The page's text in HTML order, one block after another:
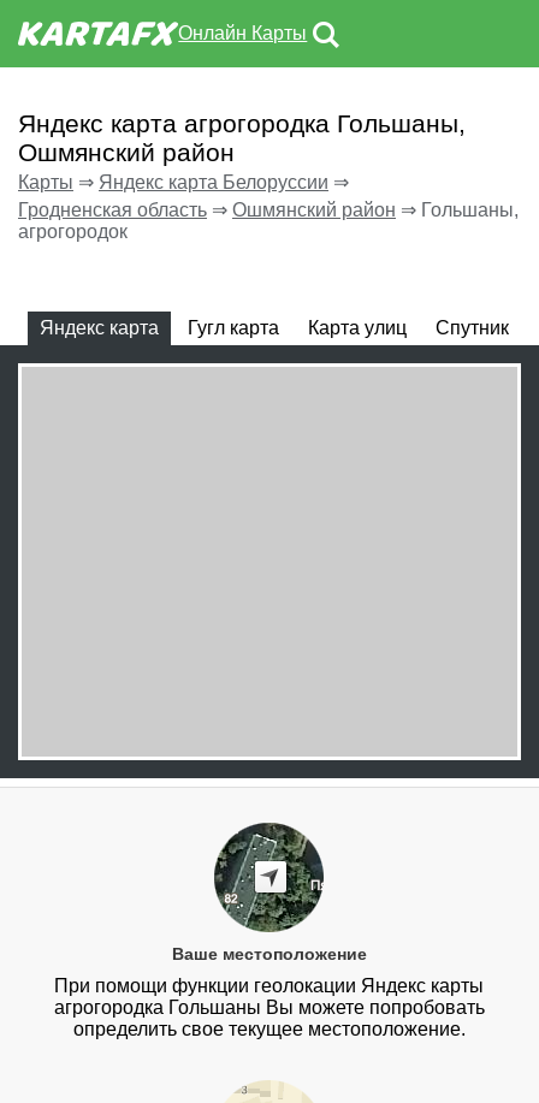
Онлайн Карты
Яндекс карта агрогородка Гольшаны,
Ошмянский район
Карты ⇒ Яндекс карта Белоруссии ⇒
Гродненская область ⇒ Ошмянский район ⇒ Гольшаны,
агрогородок
Яндекс карта Гугл карта Карта улиц Спутник
Ваше местоположение
При помощи функции геолокации Яндекс карты
агрогородка Гольшаны Вы можете попробовать
определить свое текущее местоположение.